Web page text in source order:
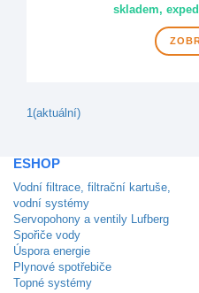
skladem,
1 (aktuální)
ESHOP
Vodní filtrace, filtrační kartuše,
vodní systémy
Servopohony a ventily Lufberg
Spořiče vody
Úspora energie
Plynové spotřebiče
Topné systémy